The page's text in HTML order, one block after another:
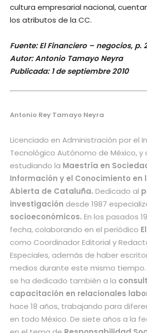
cultura empresarial nacional,
los atributos de la CC.
Fuente: El Financiero – negocios, p.
Autor: Antonio Tamayo Neyra
Publicada: 1 de septiembre 2010
Antonio Rey Tamayo Neyra
Licenciado en Administración por el
Tecnológico Autónomo de México,
estudiando la Maestría en
Información y el Conocimiento en
Abierta de Cataluña. Dedicado al
investigación desde 1987
socioeconómicos. En los pasados
fecha, colaborando en el periódico
como Coordinador Editorial y
Especiales, además de haber
medios durante este mismo
se ha dedicado también a la
capacitación en relacionales
hace 18 años, trabajando para
en todo México. De siete años a la